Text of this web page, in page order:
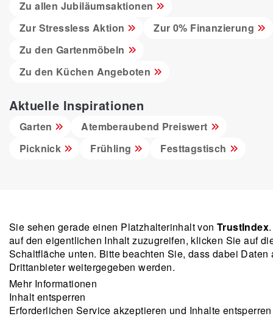
Zu allen Jubiläumsaktionen
Zur Stressless Aktion
Zur 0% Finanzierung
Zu den Gartenmöbeln
Zu den Küchen Angeboten
Aktuelle Inspirationen
Garten
Atemberaubend Preiswert
Picknick
Frühling Festtagstisch
Sie sehen gerade einen Platzhalterinhalt von TrustIndex
auf den eigentlichen Inhalt zuzugreifen, klicken Sie auf
Schaltfläche unten. Bitte beachten Sie, dass dabei Daten
Drittanbieter weitergegeben werden.
Mehr Informationen
Inhalt entsperren
Erforderlichen Service akzeptieren und Inhalte entsperren